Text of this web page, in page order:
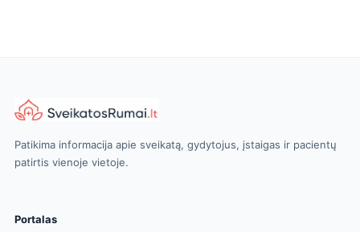
Patikima informacija apie sveikatą, gydytojus, įstaigas ir pacientų
patirtis vienoje vietoje.
Portalas